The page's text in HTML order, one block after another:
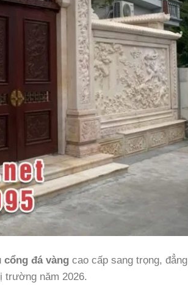
cổng đá vàng cao cấp sang trọng, đẳng
trường năm 2026.